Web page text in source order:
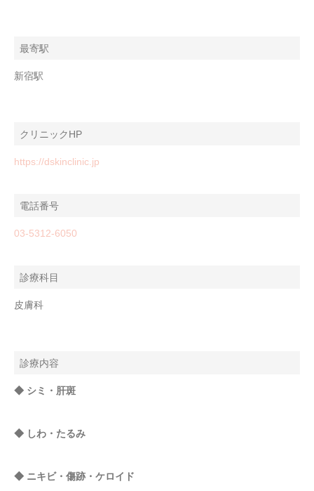
最寄駅
新宿駅
クリニックHP
https://dskinclinic.jp
電話番号
03-5312-6050
診療科目
皮膚科
診療内容
◆ シミ・肝斑
◆ しわ・たるみ
◆ ニキビ・傷跡・ケロイド